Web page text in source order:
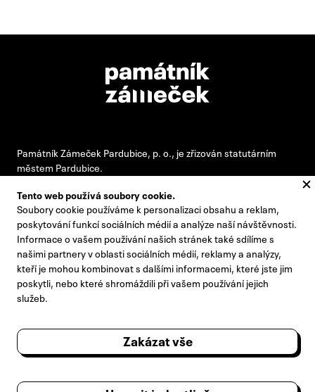
Památník Zámeček Pardubice, p. o., je zřizován statutárním
městem Pardubice.
#pamatnikzamecek
zamecek@zamecek-memorial.cz
+420 732 895 221
Kontakty
Pro novináře
Výroční zprávy
Tento web používá soubory cookie.
Soubory cookie používáme k personalizaci obsahu a reklam,
poskytování funkcí sociálních médií a analýze naší návštěvnosti.
Informace o vašem používání našich stránek také sdílíme s
našimi partnery v oblasti sociálních médií, reklamy a analýzy,
kteří je mohou kombinovat s dalšími informacemi, které jste jim
poskytli, nebo které shromáždili při vašem používání jejich
služeb.
Zakázat vše